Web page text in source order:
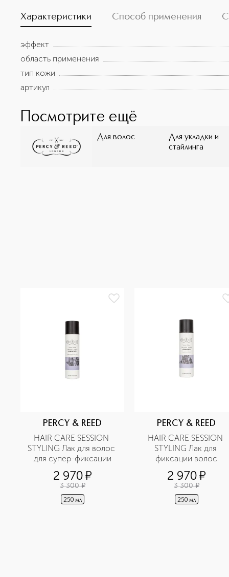
Характеристики Способ применения
эффект
область применения
тип кожи
артикул
Посмотрите ещё
Для волос
Для укладки и
стайлинга
PERCY & REED
HAIR CARE SESSION
STYLING Лак для волос
для супер-фиксации
2 970¤
3 300 ¤
250 мл
PERCY & REED
HAIR CARE SESSION
STYLING Лак для
фиксации волос
2 970¤
3 300 ¤
250 мл